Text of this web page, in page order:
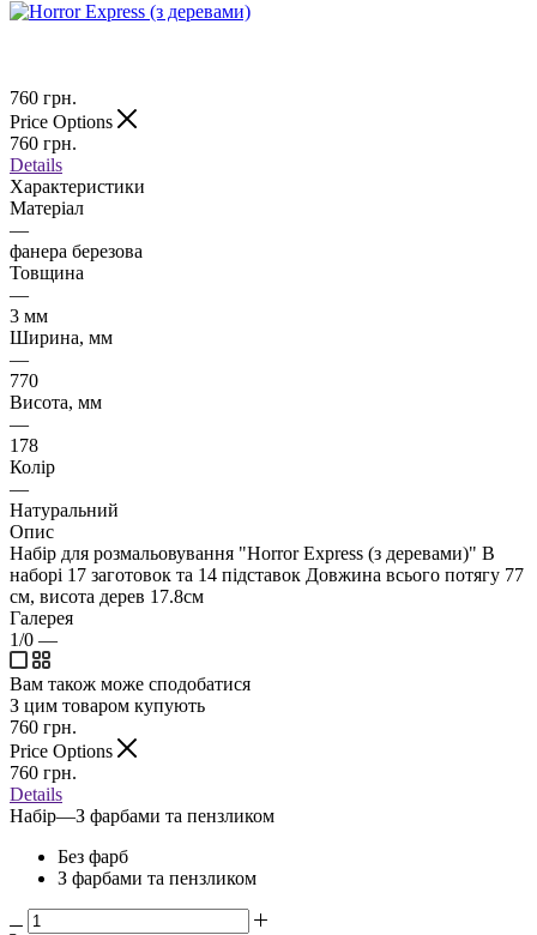
760 грн.
Price Options
760 грн.
Details
Характеристики
Матеріал
—
фанера березова
Товщина
—
3 мм
Ширина, мм
—
770
Висота, мм
—
178
Колір
—
Натуральний
Опис
Набір для розмальовування "Horror Express (з деревами)" В
наборі 17 заготовок та 14 підставок Довжина всього потягу 77
см, висота дерев 17.8см
Галерея
1/0 —
Вам також може сподобатися
З цим товаром купують
760 грн.
Price Options
760 грн.
Details
Набір—З фарбами та пензликом
Без фарб
З фарбами та пензликом